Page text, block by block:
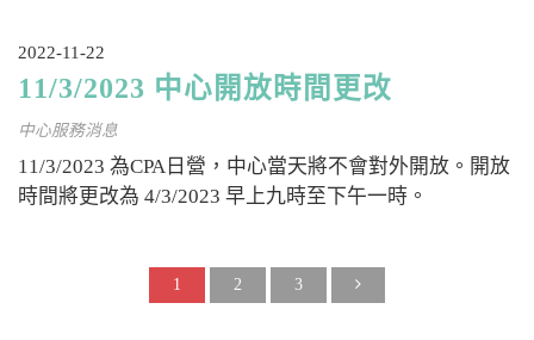
2022-11-22
11/3/2023 中心開放時間更改
中心服務消息
11/3/2023 為CPA日營，中心當天將不會對外開放。開放
時間將更改為 4/3/2023 早上九時至下午一時。
1 2 3